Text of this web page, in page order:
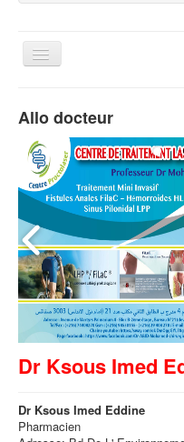
Basculer
Contact
Allo docteur
Dr Ksous Imed
Dr Ksous Imed Eddine
Pharmacien